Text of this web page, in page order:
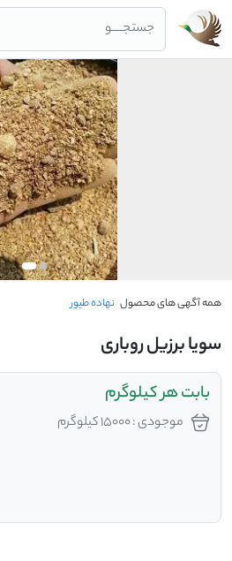
جستجــــو
همه آگهی های محصول نهاده طیور
سویا برزیل روباری
بابت هر کیلوگرم
موجودی : 15000 کیلوگرم